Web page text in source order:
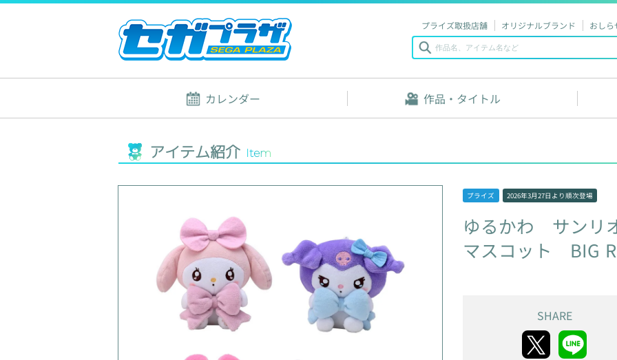
プライズ取扱店舗 オリジナルブランド おしら
カレンダー 作品・タイトル
アイテム紹介 Item
プライズ 2026年3月27日 より順次登場
ゆるかわ
サンリ
マスコット
BIG
SHARE